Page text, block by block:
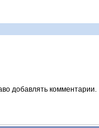
добавлять комментарии.